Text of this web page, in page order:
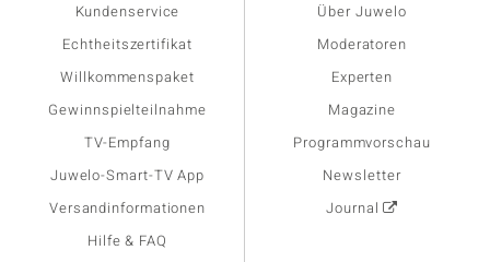
Kundenservice
Echtheitszertifikat
Willkommenspaket
Gewinnspielteilnahme
TV-Empfang
Juwelo-Smart-TV App
Versandinformationen
Hilfe & FAQ
Über Juwelo
Moderatoren
Experten
Magazine
Programmvorschau
Newsletter
Journal